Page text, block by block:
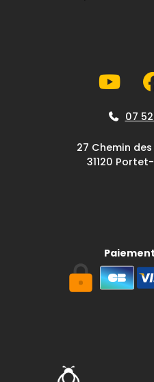
07
27 Chemin
31120